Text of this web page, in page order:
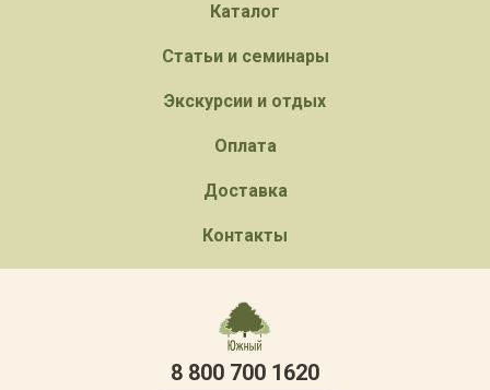
Каталог
Статьи и семинары
Экскурсии и отдых
Оплата
Доставка
Контакты
8 800 700 1620